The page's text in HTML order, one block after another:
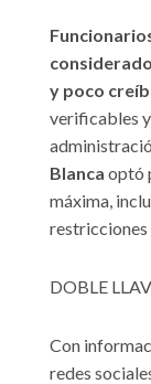
y poco
verificables
Blanca optó
máxima,
restricciones
DOBLE
Con
redes